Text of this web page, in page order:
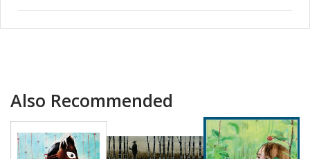
Also Recommended